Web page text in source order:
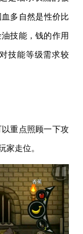
多自然是性价比
技能，钱的作用
对技能等级需求较
重点照顾一下攻
家走位。